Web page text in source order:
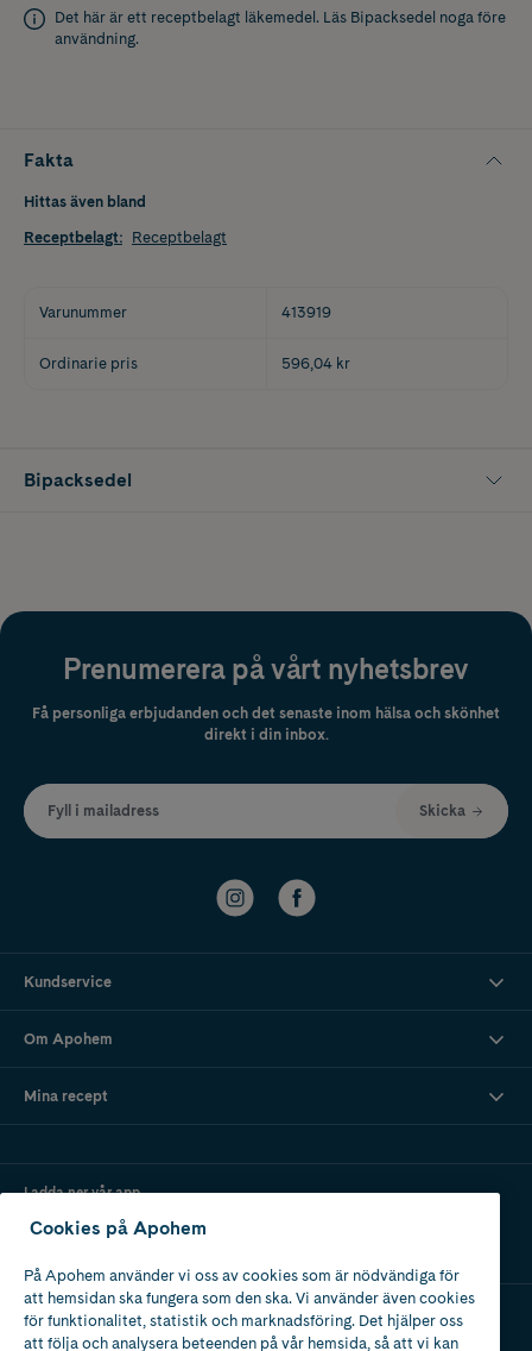
Det här är ett receptbelagt läkemedel. Läs Bipacksedel noga före
användning.
Fakta
Hittas även bland
Receptbelagt: Receptbelagt
Varunummer 413919
Ordinarie pris 596,04 kr
Bipacksedel
Prenumerera på vårt nyhetsbrev
Få personliga erbjudanden och det senaste inom hälsa och skönhet
direkt i din inbox.
Fyll i mailadress Skicka
Kundservice
Om Apohem
Mina recept
Ladda ner vår app
Apotek med tillstånd
Cookies på Apohem
På Apohem använder vi oss av cookies som är nödvändiga för
att hemsidan ska fungera som den ska. Vi använder även cookies
för funktionalitet, statistik och marknadsföring. Det hjälper oss
att följa och analysera beteenden på vår hemsida, så att vi kan